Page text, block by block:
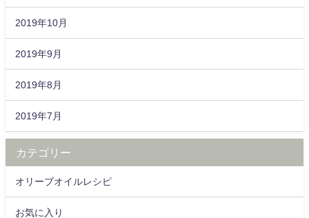
2019年10月
2019年9月
2019年8月
2019年7月
カテゴリー
オリーブオイルレシピ
お気に入り